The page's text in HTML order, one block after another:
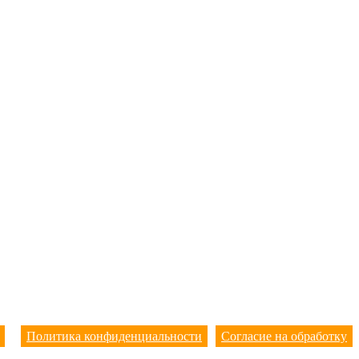
Политика конфиденциальности
Согласие на обработку